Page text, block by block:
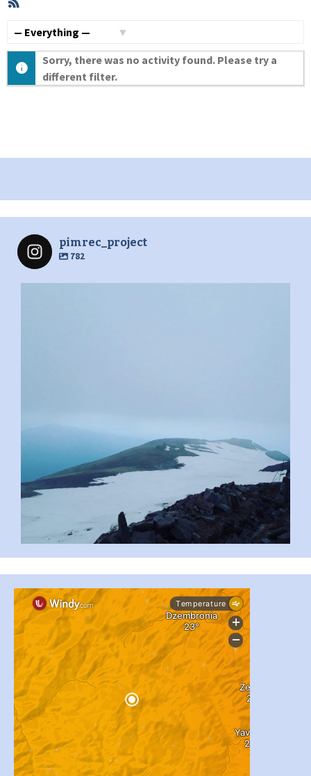
Member
Activities
Sorry, there was no activity found. Please try a
different filter.
pimrec_project
782
...
pimrec_project